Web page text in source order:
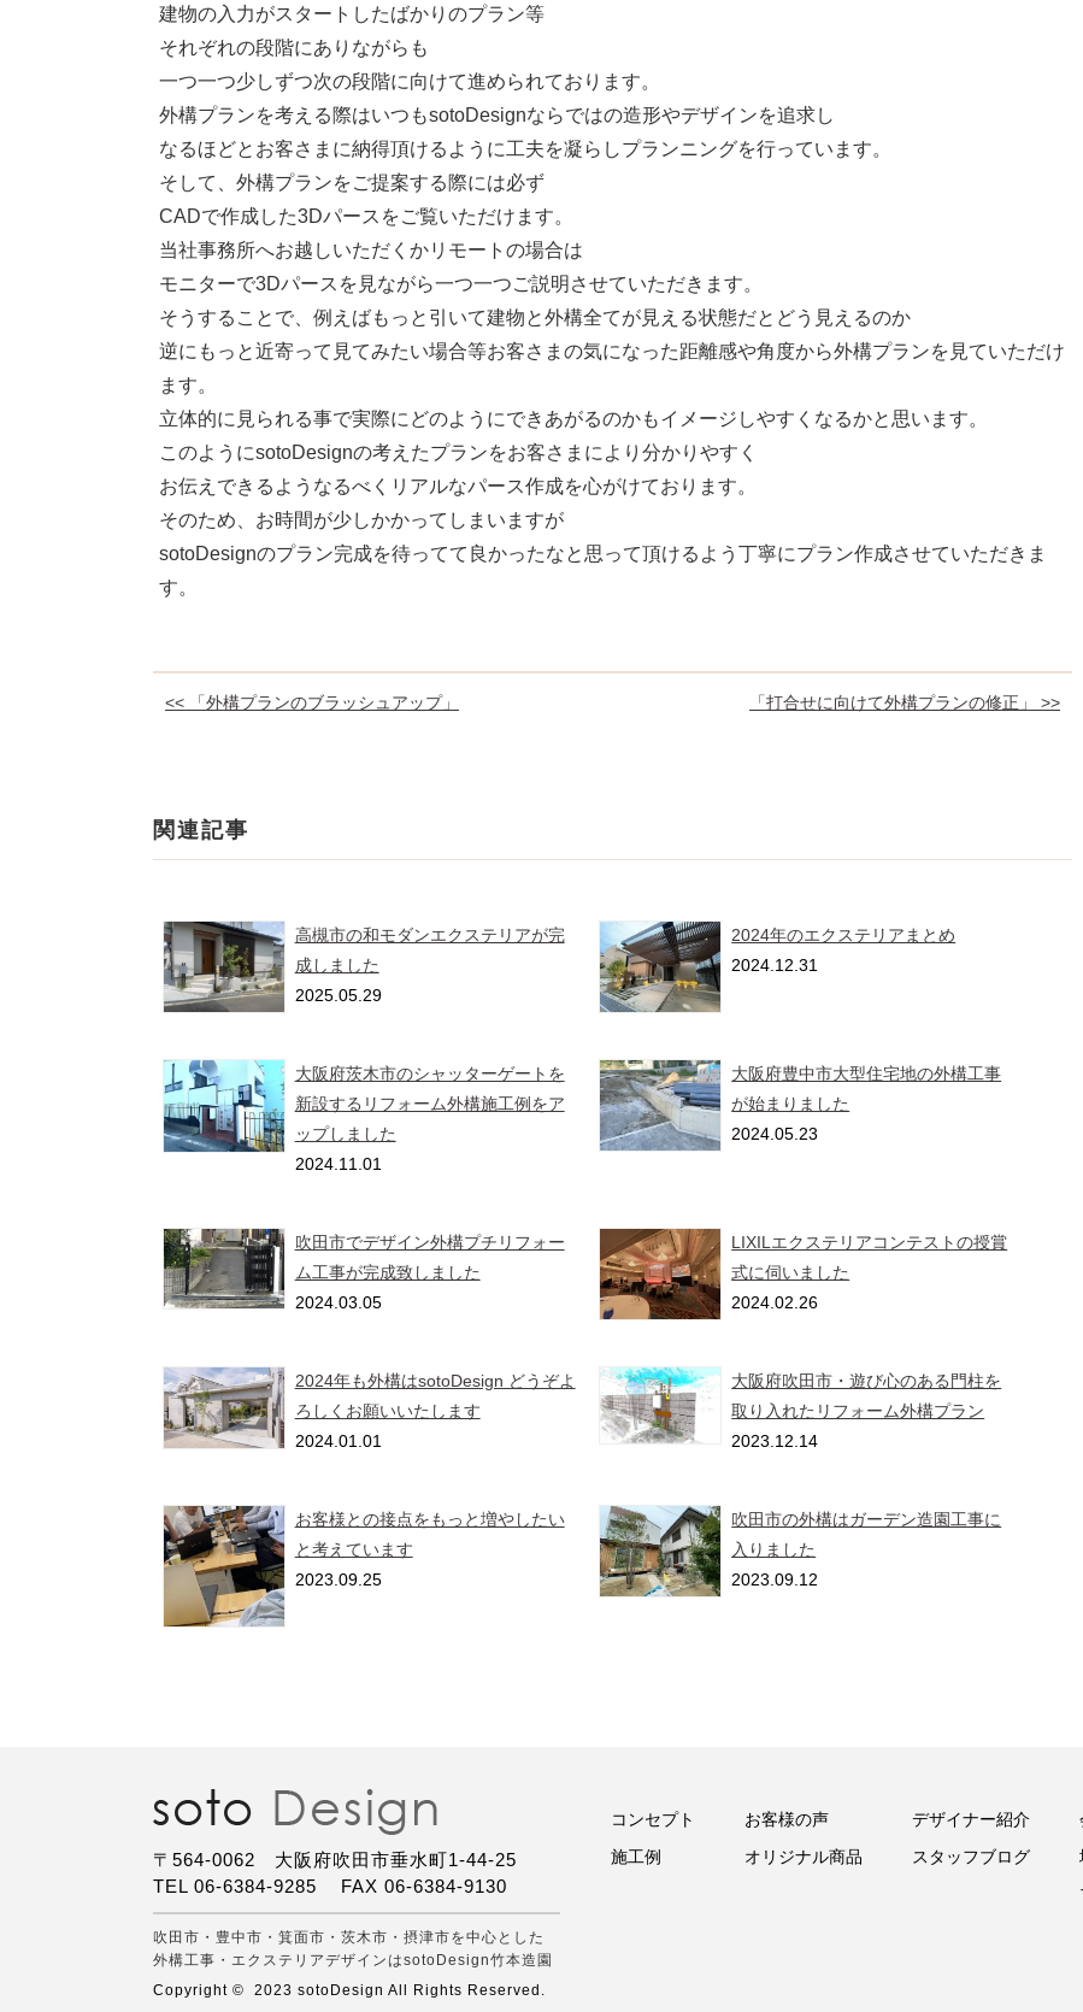
建物の入力がスタートしたばかりのプラン等
それぞれの段階にありながらも
一つ一つ少しずつ次の段階に向けて進められております。
外構プランを考える際はいつもsotoDesignならではの造形やデザインを追求し
なるほどとお客さまに納得頂けるように工夫を凝らしプランニングを行っています。
そして、外構プランをご提案する際には必ず
CADで作成した3Dパースをご覧いただけます。
当社事務所へお越しいただくかリモートの場合は
モニターで3Dパースを見ながら一つ一つご説明させていただきます。
そうすることで、例えばもっと引いて建物と外構全てが見える状態だとどう見えるのか
逆にもっと近寄って見てみたい場合等お客さまの気になった距離感や角度から外構プランを見ていただけ
ます。
立体的に見られる事で実際にどのようにできあがるのかもイメージしやすくなるかと思います。
このようにsotoDesignの考えたプランをお客さまにより分かりやすく
お伝えできるようなるべくリアルなパース作成を心がけております。
そのため、お時間が少しかかってしまいますが
sotoDesignのプラン完成を待ってて良かったなと思って頂けるよう丁寧にプラン作成させていただきま
す。
<< 「外構プランのブラッシュアップ」 「打合せに向けて外構プランの修正」 >>
関連記事
高槻市の和モダンエクステリアが完
成しました
2025.05.29
2024年のエクステリアまとめ
2024.12.31
大阪府茨木市のシャッターゲートを
新設するリフォーム外構施工例をア
ップしました
2024.11.01
大阪府豊中市大型住宅地の外構工事
が始まりました
2024.05.23
吹田市でデザイン外構プチリフォー
ム工事が完成致しました
2024.03.05
LIXILエクステリアコンテストの授賞
式に伺いました
2024.02.26
2024年も外構はsotoDesign どうぞよ
ろしくお願いいたします
2024.01.01
大阪府吹田市・遊び心のある門柱を
取り入れたリフォーム外構プラン
2023.12.14
お客様との接点をもっと増やしたい
と考えています
2023.09.25
吹田市の外構はガーデン造園工事に
入りました
2023.09.12
コンセプト
施工例
お客様の声
オリジナル商品
デザイナー紹介
スタッフブログ
〒564-0062 大阪府吹田市垂水町1-44-25
TEL 06-6384-9285
FAX 06-6384-9130
吹田市・豊中市・箕面市・茨木市・摂津市を中心とした
外構工事・エクステリアデザインはsotoDesign竹本造園
Copyright © 2023 sotoDesign All Rights Reserved.